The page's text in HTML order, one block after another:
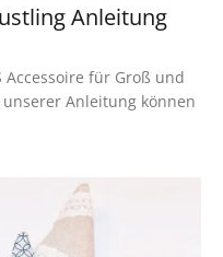
Anleitung
Accessoire für Groß und
Anleitung können